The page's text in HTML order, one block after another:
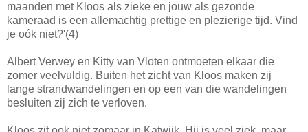
maanden met Kloos als zieke en jouw als gezonde
kameraad is een allemachtig prettige en plezierige tijd. Vind
je oók niet?'(4)
Albert Verwey en Kitty van Vloten ontmoeten elkaar die
zomer veelvuldig. Buiten het zicht van Kloos maken zij
lange strandwandelingen en op een van die wandelingen
besluiten zij zich te verloven.